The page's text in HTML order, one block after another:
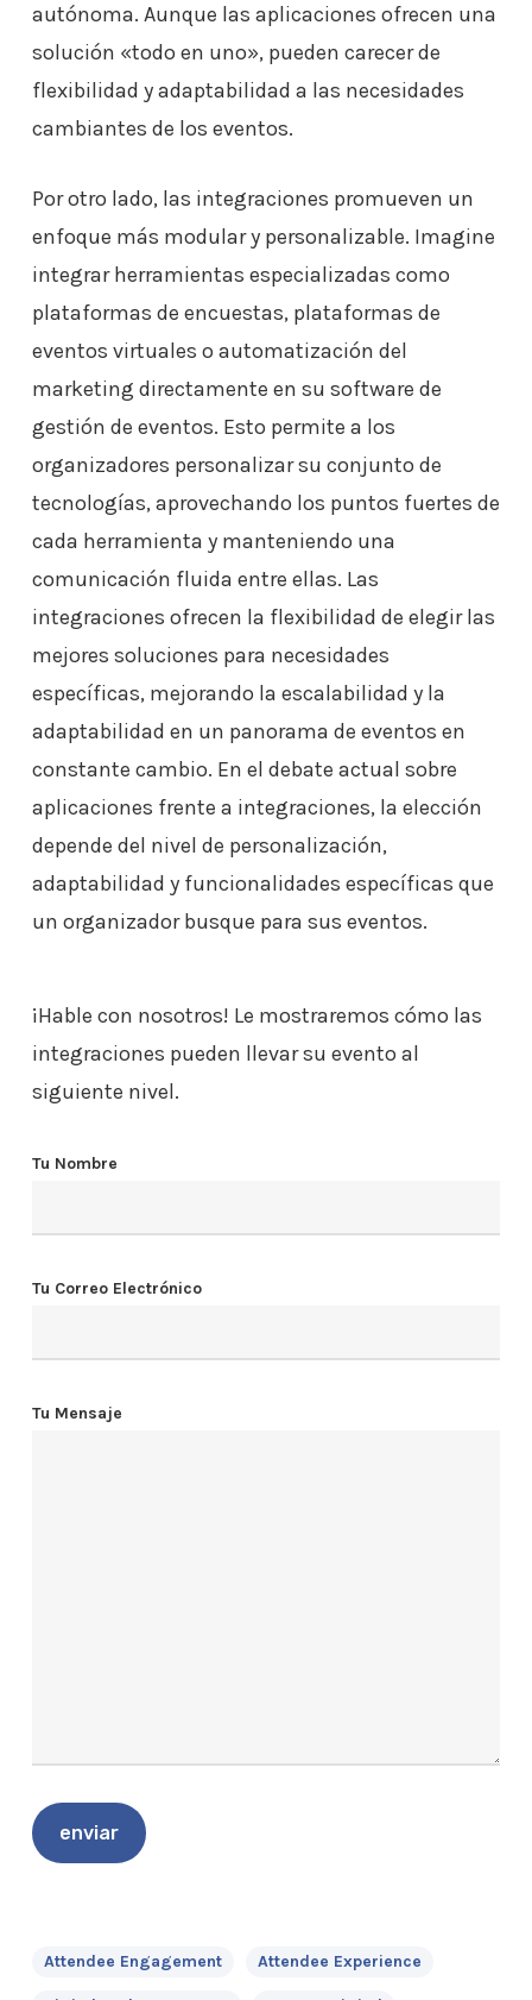
autónoma. Aunque las aplicaciones ofrecen una
solución «todo en uno», pueden carecer de
flexibilidad y adaptabilidad a las necesidades
cambiantes de los eventos.
Por otro lado, las integraciones promueven un
enfoque más modular y personalizable. Imagine
integrar herramientas especializadas como
plataformas de encuestas, plataformas de
eventos virtuales o automatización del
marketing directamente en su software de
gestión de eventos. Esto permite a los
organizadores personalizar su conjunto de
tecnologías, aprovechando los puntos fuertes de
cada herramienta y manteniendo una
comunicación fluida entre ellas. Las
integraciones ofrecen la flexibilidad de elegir las
mejores soluciones para necesidades
específicas, mejorando la escalabilidad y la
adaptabilidad en un panorama de eventos en
constante cambio. En el debate actual sobre
aplicaciones frente a integraciones, la elección
depende del nivel de personalización,
adaptabilidad y funcionalidades específicas que
un organizador busque para sus eventos.
¡Hable con nosotros! Le mostraremos cómo las
integraciones pueden llevar su evento al
siguiente nivel.
Tu Nombre
Tu Correo Electrónico
Tu Mensaje
Attendee Engagement Attendee Experience